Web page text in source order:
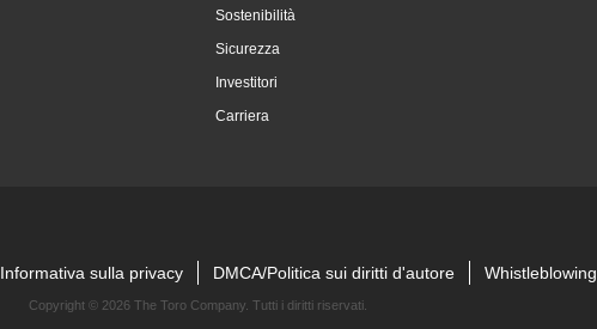
Sostenibilità
Sicurezza
Investitori
Carriera
Informativa sulla privacy DMCA/Politica sui diritti d'autore Whistleblowing
Copyright © 2026 The Toro Company. Tutti i diritti riservati.